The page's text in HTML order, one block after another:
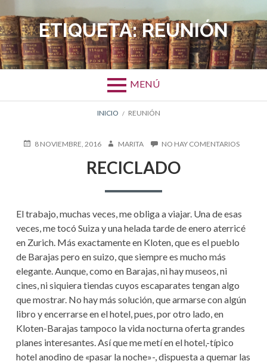
al
contenidoETIQUETA:REUNIÓN
MENÚ
DE
LA
NAVEGACIÓN
INICIO REUNIÓN
PUBLICADO
8 NOVIEMBRE, 2016 AUTORMARITA NO HAY COMENTARIOSEN
RECICLADO
El trabajo, muchas veces, me obliga a viajar. Una de esas
veces, me tocó Suiza y una helada tarde de enero aterricé
en Zurich. Más exactamente en Kloten, que es el pueblo
de Barajas pero en suizo, que siempre es mucho más
elegante. Aunque, como en Barajas, ni hay museos, ni
cines, ni siquiera tiendas cuyos escaparates tengan algo
que mostrar. No hay más solución, que armarse con algún
libro y encerrarse en el hotel, pues, por otro lado, en
Kloten-Barajas tampoco la vida nocturna oferta grandes
planes interesantes. Así que me metí en el hotel,-típico
hotel anodino de «pasar la noche»-, dispuesta a quemar las